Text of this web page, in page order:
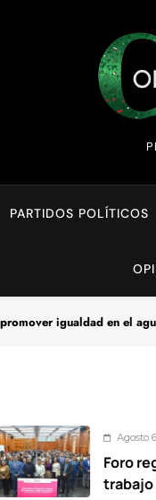
PARTIDOS POLÍTICOS
igualdad en el
Agosto 6, 2026
regional exige
infantil en